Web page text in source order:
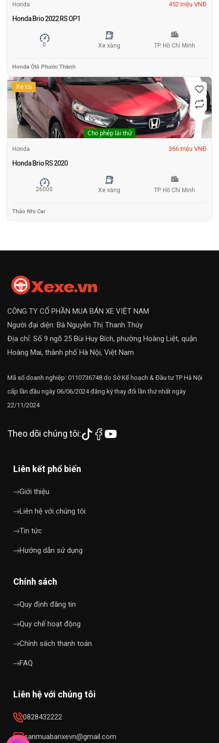
Honda 452 triệu VNĐ
Honda Brio 2022 RS OP1
0 Xe xăng TP. Hồ Chí Minh
Honda Ôtô Phước Thành
Xe cũ
Cho phép lái thử
Honda 366 triệu VNĐ
Honda Brio RS 2020
26000 Xe xăng TP. Hồ Chí Minh
Thảo Nhi Car
CÔNG TY CỔ PHẦN MUA BÁN XE VIỆT NAM
Người đại diện: Bà Nguyễn Thị Thanh Thúy
Địa chỉ: Số 9 ngõ 25 Bùi Huy Bích, phường Hoàng Liệt, quận
Hoàng Mai, thành phố Hà Nội, Việt Nam
Mã số doanh nghiệp: 0110736748 do Sở Kế hoạch & Đầu tư TP Hà Nội
cấp lần đầu ngày 06/06/2024 đăng ký thay đổi lần thứ nhất ngày
22/11/2024
Theo dõi chúng tôi:
Liên kết phổ biến
Giới thiệu
Liên hệ với chúng tôi
Tin tức
Hướng dẫn sử dụng
Chính sách
Quy định đăng tin
Quy chế hoạt động
Chính sách thanh toán
FAQ
Liên hệ với chúng tôi
0828432222
sanmuabanxevn@gmail.com